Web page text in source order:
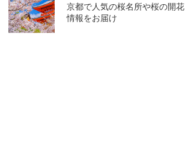
京都で人気の桜名所や桜の開花
情報をお届け